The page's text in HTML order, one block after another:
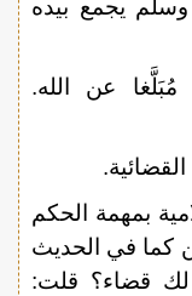
يجمع بيده
مُبَلَّغا عن الله.
بمهمة الحكم
كما في الحديث
قضاء؟ قلت: